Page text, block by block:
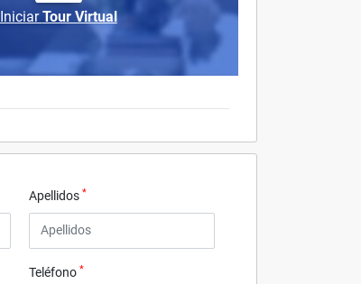
IniciarTour Virtual
Apellidos *
Teléfono *